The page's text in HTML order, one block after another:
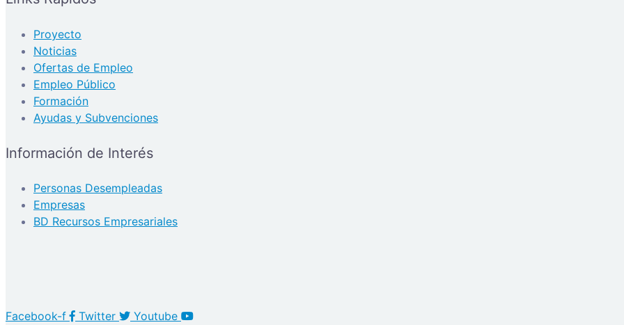
Proyecto
Noticias
Ofertas de Empleo
Empleo Público
Formación
Ayudas y Subvenciones
Información de Interés
Personas Desempleadas
Empresas
BD Recursos Empresariales
Facebook-f Twitter
Youtube